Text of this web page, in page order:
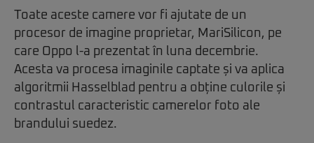
Toate aceste camere vor fi ajutate de un
procesor de imagine proprietar, MariSilicon, pe
care Oppo l-a prezentat în luna decembrie.
Acesta va procesa imaginile captate și va aplica
algoritmii Hasselblad pentru a obține culorile și
contrastul caracteristic camerelor foto ale
brandului suedez.